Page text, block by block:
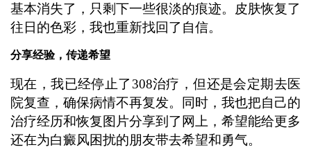
基本消失了，只剩下一些很淡的痕迹。皮肤恢复了
往日的色彩，我也重新找回了自信。
分享经验，传递希望
现在，我已经停止了308治疗，但还是会定期去医
院复查，确保病情不再复发。同时，我也把自己的
治疗经历和恢复图片分享到了网上，希望能给更多
还在为白癜风困扰的朋友带去希望和勇气。